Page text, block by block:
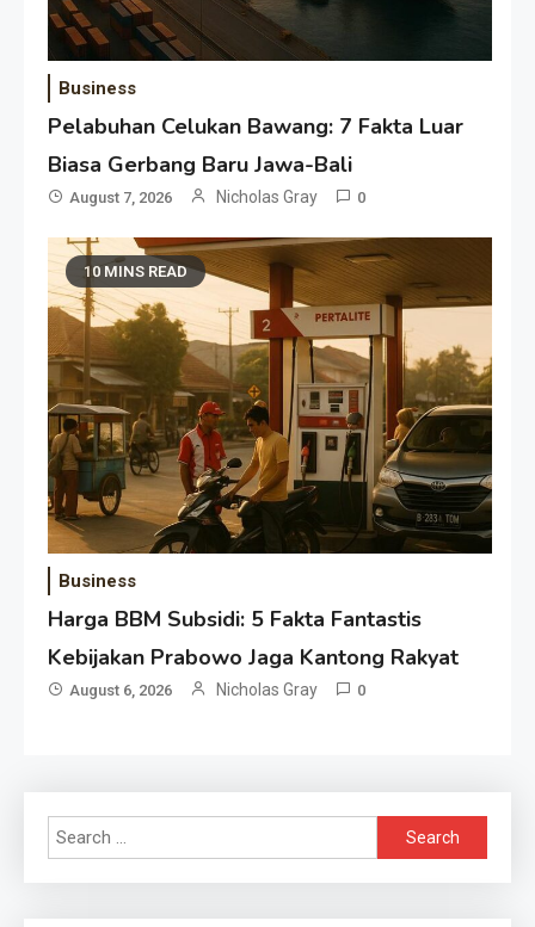
Business
Pelabuhan Celukan Bawang: 7 Fakta Luar
Biasa Gerbang Baru Jawa-Bali
August 7, 2026 Nicholas Gray 0
10 MINS READ
Business
Harga BBM Subsidi: 5 Fakta Fantastis
Kebijakan Prabowo Jaga Kantong Rakyat
August 6, 2026 Nicholas Gray 0
Search
for: